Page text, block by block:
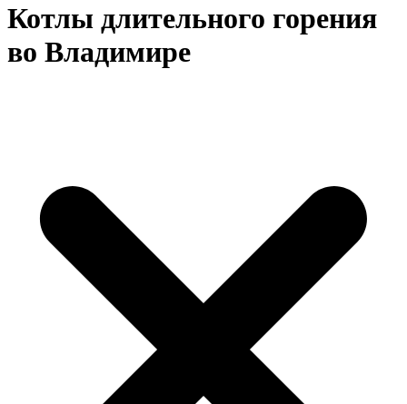
Котлы длительного горения
во Владимире